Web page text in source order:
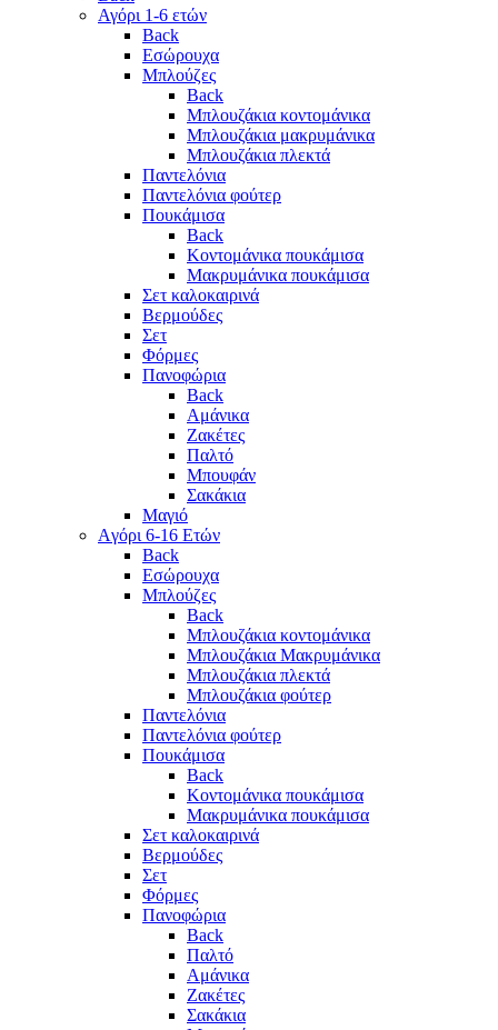
Αγόρι 1-6 ετών
Back
Εσώρουχα
Μπλούζες
Back
Μπλουζάκια κοντομάνικα
Μπλουζάκια μακρυμάνικα
Μπλουζάκια πλεκτά
Παντελόνια
Παντελόνια φούτερ
Πουκάμισα
Back
Κοντομάνικα πουκάμισα
Μακρυμάνικα πουκάμισα
Σετ καλοκαιρινά
Βερμούδες
Σετ
Φόρμες
Πανοφώρια
Back
Αμάνικα
Ζακέτες
Παλτό
Μπουφάν
Σακάκια
Μαγιό
Aγόρι 6-16 Ετών
Back
Eσώρουχα
Μπλούζες
Back
Μπλουζάκια κοντομάνικα
Μπλουζάκια Μακρυμάνικα
Μπλουζάκια πλεκτά
Μπλουζάκια φούτερ
Παντελόνια
Παντελόνια φούτερ
Πουκάμισα
Back
Κοντομάνικα πουκάμισα
Μακρυμάνικα πουκάμισα
Σετ καλοκαιρινά
Βερμούδες
Σετ
Φόρμες
Πανοφώρια
Back
Παλτό
Αμάνικα
Ζακέτες
Σακάκια